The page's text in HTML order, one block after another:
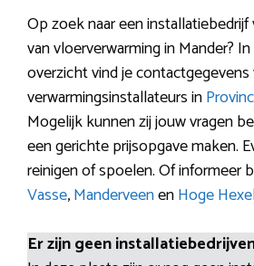
Op zoek naar een
van vloerverwarming in Mander?
overzicht vind je
verwarmingsinstallateurs in
Mogelijk kunnen zij jouw vragen
een gerichte prijsopgave maken.
reinigen of spoelen. Of informeer
Vasse,ManderveenenHoge
Er zijn geen